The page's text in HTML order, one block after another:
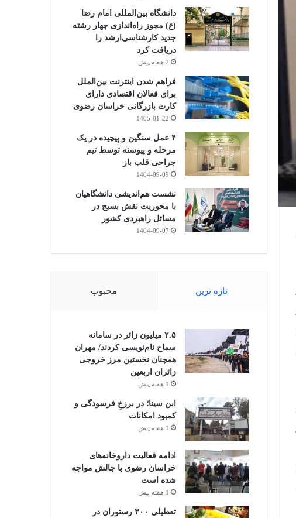
دانشگاه بین‌المللی امام رضا
(ع) مجوز راه‌اندازی چهار رشته
جدید کارشناسی‌ارشد را
دریافت کرد
2 هفته پیش
فراهم شدن اینترنت بین‌الملل
برای فعالان اقتصادی دارای
کارت بازرگانی خراسان رضوی
1405-01-22
۴ عمل سنگین و پیچیده در یک
مرحله و پیوسته توسط تیم
جراحی قلب باز
1404-09-09
نشست هم‌اندیشی دانشگاهیان
با محوریت نقش بسیج در
مسائل راهبردی کشور
1404-09-07
تازه ترین محبوب
۲.۵ میلیون زائر در سامانه
سماح نام‌نویسی کردند/ مهران
همچنان نخستین مرز خروجی
زائران اربعین
1 هفته پیش
ابن سینا؛ در برزخِ فرسودگی و
کمبود امکانات
1 هفته پیش
ادامه فعالیت داروخانه‌های
خراسان رضوی با چالش مواجه
شده است
1 هفته پیش
تعطیلی ۳۰۰ رستوران در